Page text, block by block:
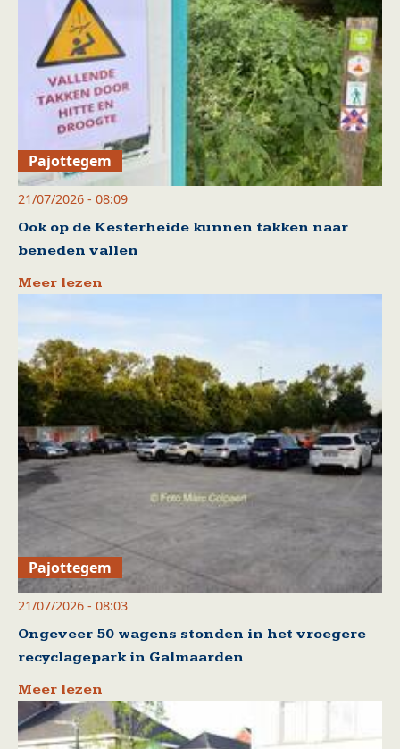
Pajottegem
21/07/2026 - 08:09
Ook op de Kesterheide kunnen takken naar
beneden vallen
Meer lezen
Pajottegem
21/07/2026 - 08:03
Ongeveer 50 wagens stonden in het vroegere
recyclagepark in Galmaarden
Meer lezen